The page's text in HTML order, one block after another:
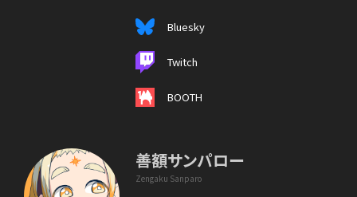
Bluesky
Twitch
BOOTH
善額サンパロー
Zengaku Sanparo